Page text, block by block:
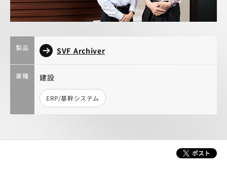
製品 SVF Archiver
業種 建設
ERP/基幹システム